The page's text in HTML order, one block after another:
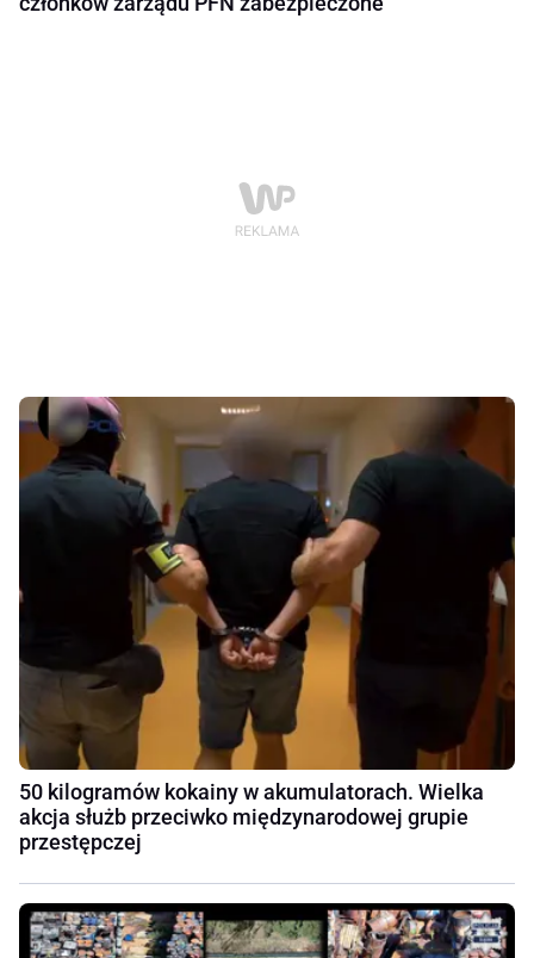
50 kilogramów kokainy w akumulatorach. Wielka
akcja służb przeciwko międzynarodowej grupie
przestępczej